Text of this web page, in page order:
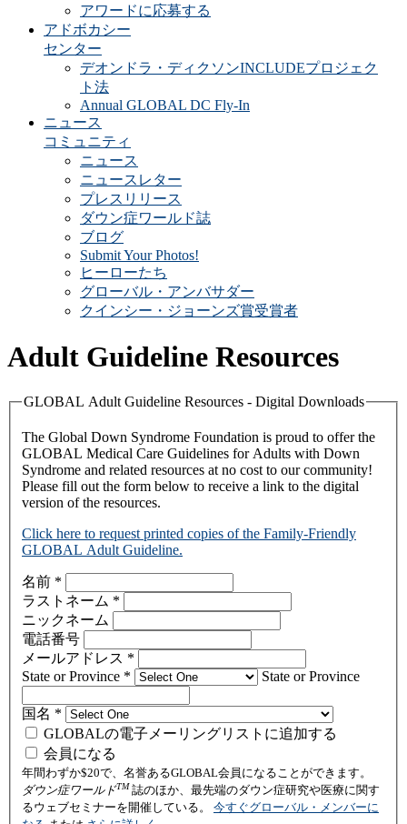
アワードに応募する
アドボカシー
センター
デオンドラ・ディクソンINCLUDEプロジェク
ト法
Annual GLOBAL DC Fly-In
ニュース
コミュニティ
ニュース
ニュースレター
プレスリリース
ダウン症ワールド誌
ブログ
Submit Your Photos!
ヒーローたち
グローバル・アンバサダー
クインシー・ジョーンズ賞受賞者
Adult Guideline Resources
GLOBAL Adult Guideline Resources - Digital Downloads
The Global Down Syndrome Foundation is proud to offer the
GLOBAL Medical Care Guidelines for Adults with Down
Syndrome and related resources at no cost to our community!
Please fill out the form below to receive a link to the digital
version of the resources.
Click here to request printed copies of the Family-Friendly
GLOBAL Adult Guideline.
名前 *
ラストネーム *
ニックネーム
電話番号
メールアドレス *
State or Province * State or Province
国名 *
GLOBALの電子メーリングリストに追加する
会員になる
年間わずか$20で、名誉あるGLOBAL会員になることができます。
ダウン症ワールドTM 誌のほか、最先端のダウン症研究や医療に関す
るウェブセミナーを開催している。 今すぐグローバル・メンバーに